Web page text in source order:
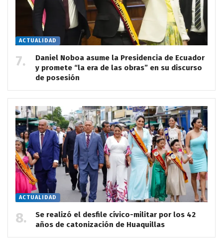
ACTUALIDAD
Daniel Noboa asume la Presidencia de Ecuador
y promete “la era de las obras” en su discurso
de posesión
ACTUALIDAD
Se realizó el desfile cívico-militar por los 42
años de catonización de Huaquillas